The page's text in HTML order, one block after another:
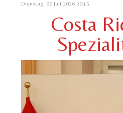
Dienstag, 07 Juli 2026 20:15
Costa